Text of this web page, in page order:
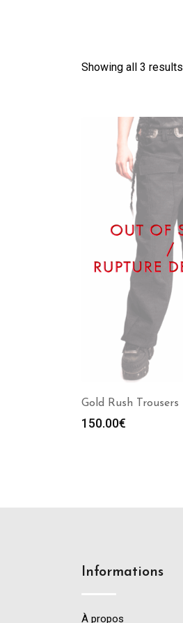
Showing all 3 results
Gold Rush Trousers
150.00€
Informations
À propos